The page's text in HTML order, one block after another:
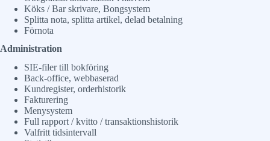
Köks / Bar skrivare, Bongsystem
Splitta nota, splitta artikel, delad betalning
Förnota
Administration
SIE-filer till bokföring
Back-office, webbaserad
Kundregister, orderhistorik
Fakturering
Menysystem
Full rapport / kvitto / transaktionshistorik
Valfritt tidsintervall